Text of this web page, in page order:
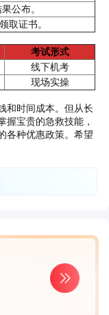
公布。
取证书。
考试形式
线下机考
现场实操
和时间成本。但从长
握宝贵的急救技能，
各种优惠政策。希望